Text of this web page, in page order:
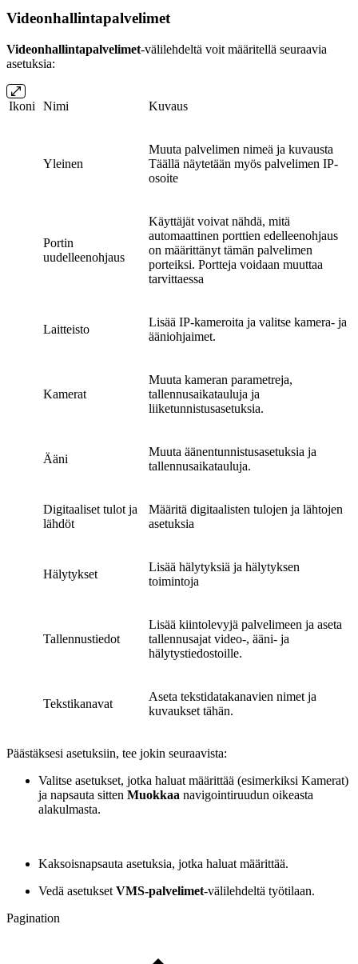
Videonhallintapalvelimet
Videonhallintapalvelimet-välilehdeltä voit määritellä seuraavia
asetuksia:
Ikoni Nimi Kuvaus
Yleinen
Muuta palvelimen nimeä ja kuvausta
Täällä näytetään myös palvelimen IP-
osoite
Portin
uudelleenohjaus
Käyttäjät voivat nähdä, mitä
automaattinen porttien edelleenohjaus
on määrittänyt tämän palvelimen
porteiksi. Portteja voidaan muuttaa
tarvittaessa
Laitteisto
Lisää IP-kameroita ja valitse kamera- ja
ääniohjaimet.
Kamerat
Muuta kameran parametreja,
tallennusaikatauluja ja
liiketunnistusasetuksia.
Ääni
Muuta äänentunnistusasetuksia ja
tallennusaikatauluja.
Digitaaliset tulot ja
lähdöt
Määritä digitaalisten tulojen ja lähtojen
asetuksia
Hälytykset
Lisää hälytyksiä ja hälytyksen
toimintoja
Tallennustiedot
Lisää kiintolevyjä palvelimeen ja aseta
tallennusajat video-, ääni- ja
hälytystiedostoille.
Tekstikanavat
Aseta tekstidatakanavien nimet ja
kuvaukset tähän.
Päästäksesi asetuksiin, tee jokin seuraavista:
Valitse asetukset, jotka haluat määrittää (esimerkiksi Kamerat)
ja napsauta sitten Muokkaa navigointiruudun oikeasta
alakulmasta.
Kaksoisnapsauta asetuksia, jotka haluat määrittää.
Vedä asetukset VMS-palvelimet-välilehdeltä työtilaan.
Pagination